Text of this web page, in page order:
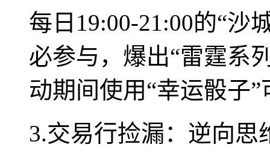
每日19:00-21:00的“沙
必参与，爆出“雷霆系
动期间使用“幸运骰子
3.交易行捡漏：逆向思